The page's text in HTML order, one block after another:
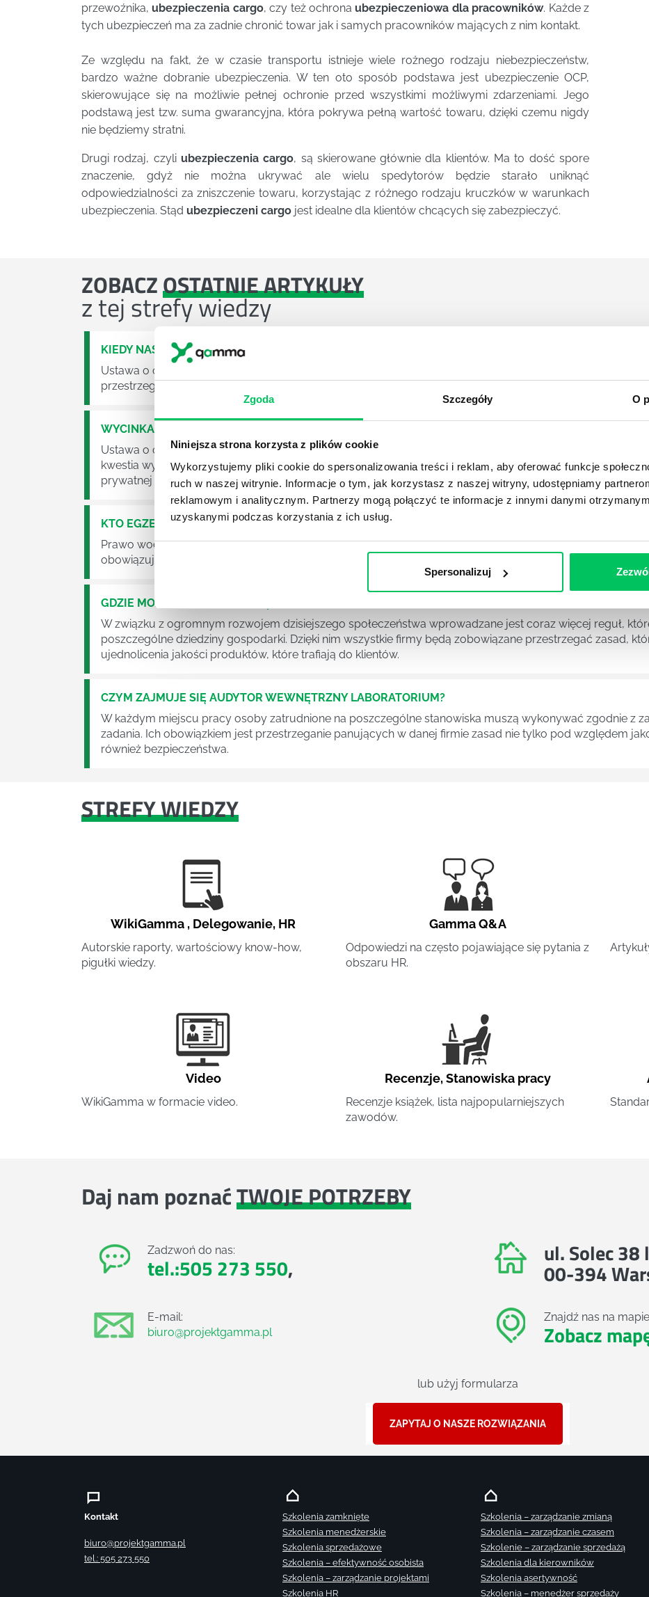
Zgoda Szczegóły O
Niniejsza strona korzysta z plików cookie
Wykorzystujemy pliki cookie do spersonalizowania treści i reklam, aby oferować funkcje
ruch w naszej witrynie. Informacje o tym, jak korzystasz z naszej witryny, udostępniamy
reklamowym i analitycznym. Partnerzy mogą połączyć te informacje z innymi danymi
uzyskanymi podczas korzystania z ich usług.
Spersonalizuj
przewoźnika, ubezpieczenia cargo, czy też ochrona ubezpieczeniowa dla pracowników. Każde z
tych ubezpieczeń ma za zadnie chronić towar jak i samych pracowników mających z nim kontakt.
Ze względu na fakt, że w czasie transportu istnieje wiele rożnego rodzaju niebezpieczeństw,
bardzo ważne dobranie ubezpieczenia. W ten oto sposób podstawa jest ubezpieczenie OCP,
skierowujące się na możliwie pełnej ochronie przed wszystkimi możliwymi zdarzeniami. Jego
podstawą jest tzw. suma gwarancyjna, która pokrywa pełną wartość towaru, dzięki czemu nigdy
nie będziemy stratni.
Drugi rodzaj, czyli ubezpieczenia cargo, są skierowane głównie dla klientów. Ma to dość spore
znaczenie, gdyż nie można ukrywać ale wielu spedytorów będzie starało uniknąć
odpowiedzialności za zniszczenie towaru, korzystając z różnego rodzaju kruczków w warunkach
ubezpieczenia. Stąd ubezpieczeni cargo jest idealne dla klientów chcących się zabezpieczyć.
ZOBACZOSTATNIE ARTYKUŁY
z tej strefy wiedzy
KIEDY NASTĄPI ZMIANA USTAWY O ODPADACH?
Ustawa o odpadach jest dość istotną ustawą dla każdej firmy. Kiedy dokładnie nowe przepisy wejdą w
przestrzeganie będzie już normalnie egzekwowane? Z czym trzeba się tutaj na pewno liczyć?
WYCINKA DRZEW A USTAWA O OCHRONIE ŚRODOWISKA - CO WARTO WIEDZIEĆ?
Ustawa o ochronie środowiska obowiązuje każdego z nas – bez wyjątku. Warto podkreślić, że określona
kwestia wycinki drzew. Czy taka wycinka drzew musi być gdziekolwiek zgłaszana? Jak to w zasadzie
prywatnej posesji można wyciąć cokolwiek?
KTO EGZEKWUJE PRAWO WODNE?
Prawo wodne to dość skomplikowane prawo w ustawodawstwie polskim. Na czym dokładniej ono
obowiązuje? Jak wygląda egzekwowanie prawa wodnego? Na te pytania odpowiemy pokrótce poniżej.
GDZIE MOŻEMY ZAPOZNAĆ SIĘ Z WYMAGANIAMI NORM JAKOŚCI WYROBÓW MEDYCZNYCH?
W związku z ogromnym rozwojem dzisiejszego społeczeństwa wprowadzane jest coraz więcej reguł,
poszczególne dziedziny gospodarki. Dzięki nim wszystkie firmy będą zobowiązane przestrzegać zasad,
ujednolicenia jakości produktów, które trafiają do klientów.
CZYM ZAJMUJE SIĘ AUDYTOR WEWNĘTRZNY LABORATORIUM?
W każdym miejscu pracy osoby zatrudnione na poszczególne stanowiska muszą wykonywać zgodnie z
zadania. Ich obowiązkiem jest przestrzeganie panujących w danej firmie zasad nie tylko pod względem
również bezpieczeństwa.
STREFY WIEDZY
WikiGamma , Delegowanie, HR
Autorskie raporty, wartościowy know-how,
pigułki wiedzy.
Gamma Q&A
Odpowiedzi na często pojawiające się pytania z
obszaru HR.
Video
WikiGamma w formacie video.
Recenzje,Stanowiska pracy
Recenzje książek, lista najpopularniejszych
zawodów.
Daj nam poznaćTWOJE POTRZEBY
Zadzwoń do nas:
tel.:505 273 550,
E-mail:
biuro@projektgamma.pl
ul. Solec 38
00-394
Znajdź nas na mapie
Zobacz
lub użyj formularza
ZAPYTAJ O NASZE ROZWIĄZANIA
Kontakt
biuro@projektgamma.pl
tel.: 505 273 550
Szkolenia zamknięte
Szkolenia menedżerskie
Szkolenia sprzedażowe
Szkolenia – efektywność osobista
Szkolenia – zarządzanie projektami
Szkolenia HR
Szkolenia – zarządzanie zmianą
Szkolenia – zarządzanie czasem
Szkolenie – zarządzanie sprzedażą
Szkolenia dla kierowników
Szkolenia asertywność
Szkolenia – menedżer sprzedaży